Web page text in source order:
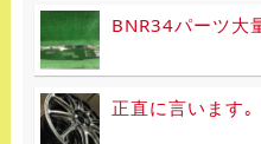
BNR34パーツ大
正直に言います｡